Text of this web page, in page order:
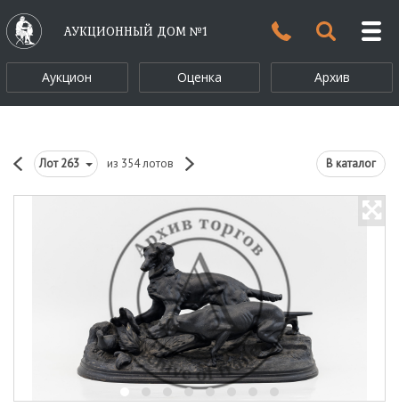
АУКЦИОННЫЙ ДОМ №1
Аукцион Оценка Архив
Лот263 из 354 лотов В каталог